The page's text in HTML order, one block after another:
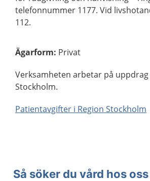
telefonnummer 1177. Vid
112.
Ägarform: Privat
Verksamheten arbetar på uppdrag
Stockholm.
Patientavgifter i Region Stockholm
Så söker du vård hos oss